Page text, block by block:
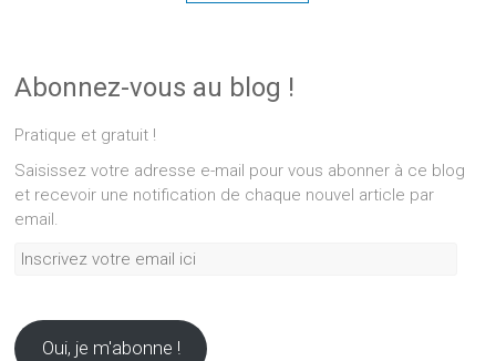
Abonnez-vous au blog !
Pratique et gratuit !
Saisissez votre adresse e-mail pour vous abonner à ce blog
et recevoir une notification de chaque nouvel article par
email.
Inscrivez
ici
Oui, je m'abonne !